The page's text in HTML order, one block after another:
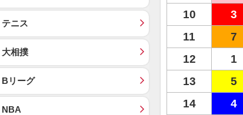
10
3
11
7
12
1
13
5
14
4
テニス
大相撲
Bリーグ
NBA